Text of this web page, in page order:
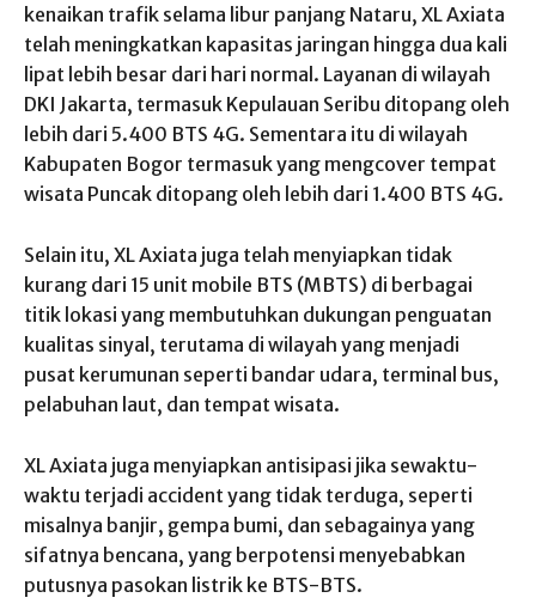
kenaikan trafik selama libur panjang Nataru, XL Axiata
telah meningkatkan kapasitas jaringan hingga dua kali
lipat lebih besar dari hari normal. Layanan di wilayah
DKI Jakarta, termasuk Kepulauan Seribu ditopang oleh
lebih dari 5.400 BTS 4G. Sementara itu di wilayah
Kabupaten Bogor termasuk yang mengcover tempat
wisata Puncak ditopang oleh lebih dari 1.400 BTS 4G.
Selain itu, XL Axiata juga telah menyiapkan tidak
kurang dari 15 unit mobile BTS (MBTS) di berbagai
titik lokasi yang membutuhkan dukungan penguatan
kualitas sinyal, terutama di wilayah yang menjadi
pusat kerumunan seperti bandar udara, terminal bus,
pelabuhan laut, dan tempat wisata.
XL Axiata juga menyiapkan antisipasi jika sewaktu-
waktu terjadi accident yang tidak terduga, seperti
misalnya banjir, gempa bumi, dan sebagainya yang
sifatnya bencana, yang berpotensi menyebabkan
putusnya pasokan listrik ke BTS-BTS.